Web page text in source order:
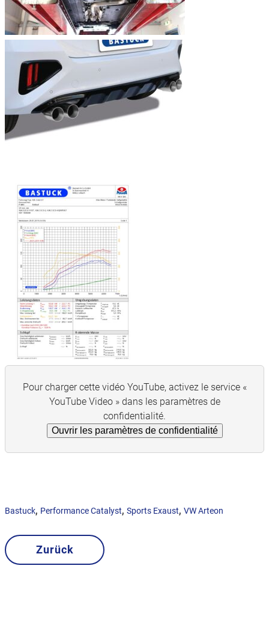
Pour charger cette vidéo YouTube, activez le service «
YouTube Video » dans les paramètres de
confidentialité.
Ouvrir les paramètres de confidentialité
Bastuck, Performance Catalyst, Sports Exaust, VW Arteon
Zurück